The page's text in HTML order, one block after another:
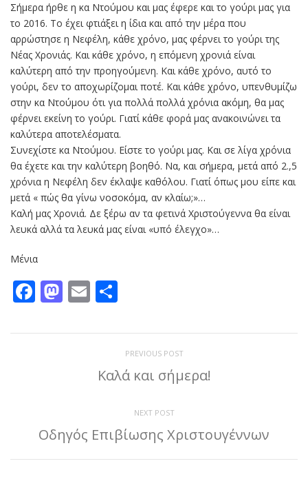
Σήμερα ήρθε η κα Ντούμου και μας έφερε και το γούρι μας για
το 2016. Το έχει φτιάξει η ίδια και από την μέρα που
αρρώστησε η Νεφέλη, κάθε χρόνο, μας φέρνει το γούρι της
Νέας Χρονιάς. Και κάθε χρόνο, η επόμενη χρονιά είναι
καλύτερη από την προηγούμενη. Και κάθε χρόνο, αυτό το
γούρι, δεν το αποχωρίζομαι ποτέ. Και κάθε χρόνο, υπενθυμίζω
στην κα Ντούμου ότι για πολλά πολλά χρόνια ακόμη, θα μας
φέρνει εκείνη το γούρι. Γιατί κάθε φορά μας ανακοινώνει τα
καλύτερα αποτελέσματα.
Συνεχίστε κα Ντούμου. Είστε το γούρι μας. Και σε λίγα χρόνια
θα έχετε και την καλύτερη βοηθό. Να, και σήμερα, μετά από 2.,5
χρόνια η Νεφέλη δεν έκλαψε καθόλου. Γιατί όπως μου είπε και
μετά « πώς θα γίνω νοσοκόμα, αν κλαίω;»…
Καλή μας Χρονιά. Δε ξέρω αν τα φετινά Χριστούγεννα θα είναι
λευκά αλλά τα λευκά μας είναι «υπό έλεγχο»…
Μένια
Facebook
Mastodon
Email
PREVIOUS POST
Καλά και σήμερα!
NEXT POST
Οδηγός Επιβίωσης Χριστουγέννων